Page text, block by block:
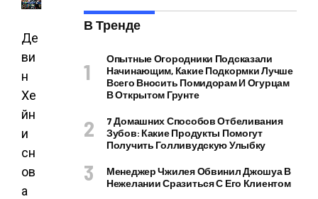
Де
ви
н
Хе
йн
и
сн
ов
а
В Тренде
Опытные Огородники Подсказали
Начинающим, Какие Подкормки Лучше
Всего Вносить Помидорам И Огурцам
В Открытом Грунте
7 Домашних Способов Отбеливания
Зубов: Какие Продукты Помогут
Получить Голливудскую Улыбку
Менеджер Чжилея Обвинил Джошуа В
Нежелании Сразиться С Его Клиентом